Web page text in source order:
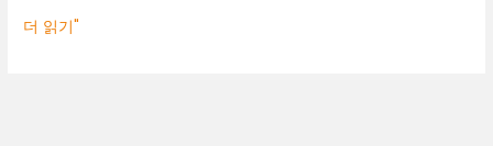
도
더 읽기"